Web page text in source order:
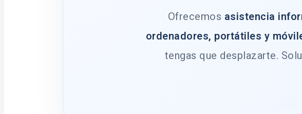
Ofrecemos asistencia
ordenadores, portátiles y
tengas que desplazarte.